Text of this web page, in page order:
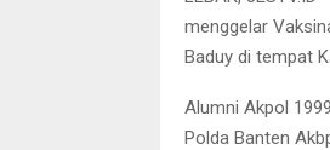
menggelar
Baduy di tempat
Alumni Akpol
Polda Banten